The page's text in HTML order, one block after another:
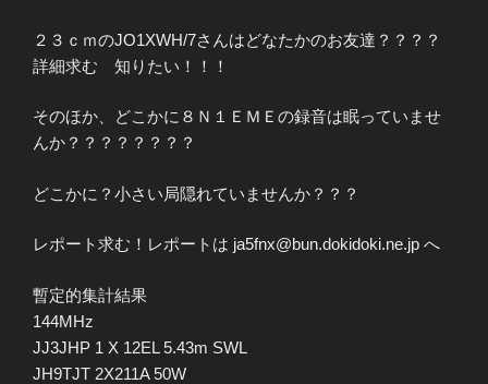
２３ｃｍのJO1XWH/7さんはどなたかのお友達？？？？
詳細求む 知りたい！！！
そのほか、どこかに８Ｎ１ＥＭＥの録音は眠っていませ
んか？？？？？？？？
どこかに？小さい局隠れていませんか？？？
レポート求む！レポートは ja5fnx@bun.dokidoki.ne.jp へ
暫定的集計結果
144MHz
JJ3JHP 1 X 12EL 5.43m SWL
JH9TJT 2X211A 50W